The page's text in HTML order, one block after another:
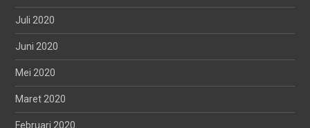
Juli 2020
Juni 2020
Mei 2020
Maret 2020
Februari 2020